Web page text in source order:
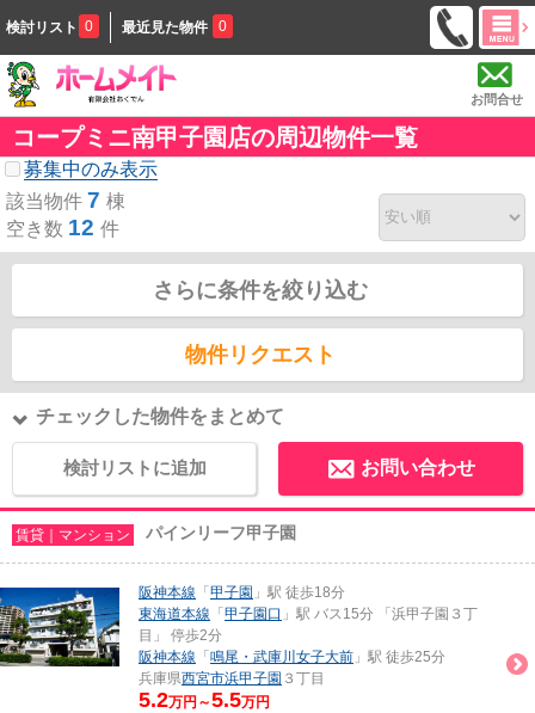
検討リスト 0 最近見た物件 0
お問合せ
コープミニ南甲子園店の周辺物件一覧
募集中のみ表示
該当物件 7 棟
空き数 12 件
さらに条件を絞り込む
物件リクエスト
チェックした物件をまとめて
検討リストに追加 お問い合わせ
賃貸｜マンション パインリーフ甲子園
阪神本線 「 甲子園 」駅 徒歩18分
東海道本線 「 甲子園口 」駅 バス15分 「浜甲子園３丁
目」 停歩2分
阪神本線 「 鳴尾・武庫川女子大前 」駅 徒歩25分
兵庫県西宮市浜甲子園 ３丁目
5.2万円～5.5万円